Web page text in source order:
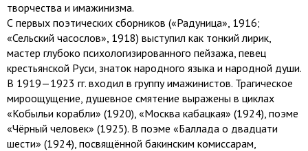
творчества и имажинизма.
С первых поэтических сборников («Радуница», 1916;
«Сельский часослов», 1918) выступил как тонкий лирик,
мастер глубоко психологизированного пейзажа, певец
крестьянской Руси, знаток народного языка и народной души.
В 1919—1923 гг. входил в группу имажинистов. Трагическое
мироощущение, душевное смятение выражены в циклах
«Кобыльи корабли» (1920), «Москва кабацкая» (1924), поэме
«Чёрный человек» (1925). В поэме «Баллада о двадцати
шести» (1924), посвящённой бакинским комиссарам,